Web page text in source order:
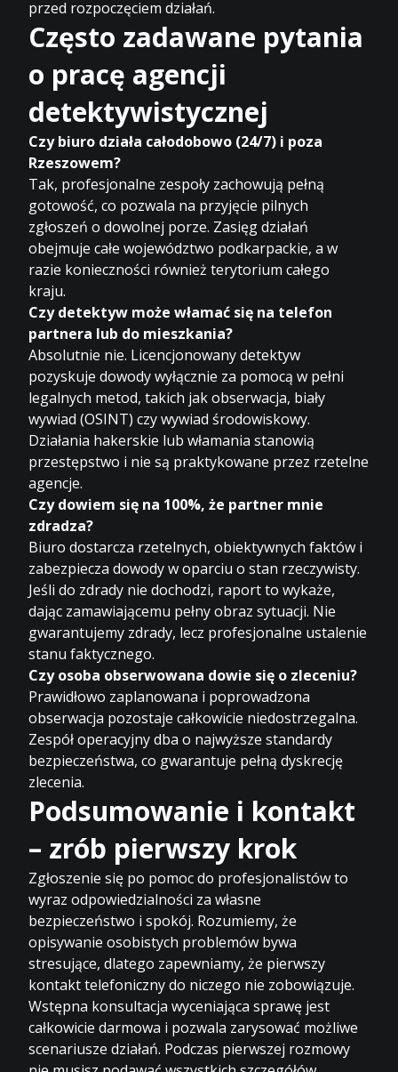
przed rozpoczęciem działań.
Często zadawane pytania
o pracę agencji
detektywistycznej
Czy biuro działa całodobowo (24/7) i poza
Rzeszowem?
Tak, profesjonalne zespoły zachowują pełną
gotowość, co pozwala na przyjęcie pilnych
zgłoszeń o dowolnej porze. Zasięg działań
obejmuje całe województwo podkarpackie, a w
razie konieczności również terytorium całego
kraju.
Czy detektyw może włamać się na telefon
partnera lub do mieszkania?
Absolutnie nie. Licencjonowany detektyw
pozyskuje dowody wyłącznie za pomocą w pełni
legalnych metod, takich jak obserwacja, biały
wywiad (OSINT) czy wywiad środowiskowy.
Działania hakerskie lub włamania stanowią
przestępstwo i nie są praktykowane przez rzetelne
agencje.
Czy dowiem się na 100%, że partner mnie
zdradza?
Biuro dostarcza rzetelnych, obiektywnych faktów i
zabezpiecza dowody w oparciu o stan rzeczywisty.
Jeśli do zdrady nie dochodzi, raport to wykaże,
dając zamawiającemu pełny obraz sytuacji. Nie
gwarantujemy zdrady, lecz profesjonalne ustalenie
stanu faktycznego.
Czy osoba obserwowana dowie się o zleceniu?
Prawidłowo zaplanowana i poprowadzona
obserwacja pozostaje całkowicie niedostrzegalna.
Zespół operacyjny dba o najwyższe standardy
bezpieczeństwa, co gwarantuje pełną dyskrecję
zlecenia.
Podsumowanie i kontakt
– zrób pierwszy krok
Zgłoszenie się po pomoc do profesjonalistów to
wyraz odpowiedzialności za własne
bezpieczeństwo i spokój. Rozumiemy, że
opisywanie osobistych problemów bywa
stresujące, dlatego zapewniamy, że pierwszy
kontakt telefoniczny do niczego nie zobowiązuje.
Wstępna konsultacja wyceniająca sprawę jest
całkowicie darmowa i pozwala zarysować możliwe
scenariusze działań. Podczas pierwszej rozmowy